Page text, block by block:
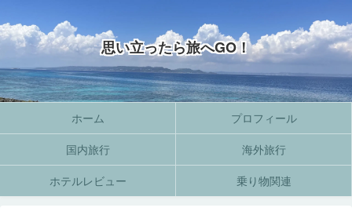
思い立ったら旅へGO！
ホーム プロフィール
国内旅行 海外旅行
ホテルレビュー 乗り物関連